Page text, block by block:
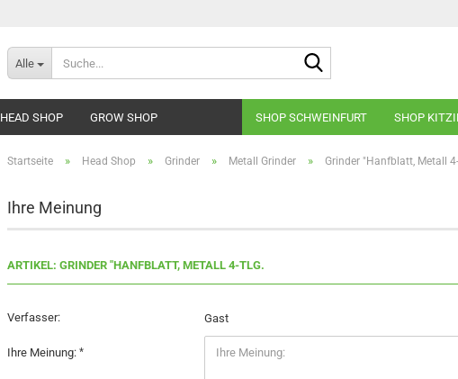
Alle
HEAD SHOP GROW SHOP SHOP SCHWEINFURT SHOP
Startseite » Head Shop » Grinder » Metall Grinder » Grinder "Hanfblatt, Metall
Ihre Meinung
ARTIKEL: GRINDER "HANFBLATT, METALL 4-TLG.
Verfasser: Gast
Ihre Meinung: